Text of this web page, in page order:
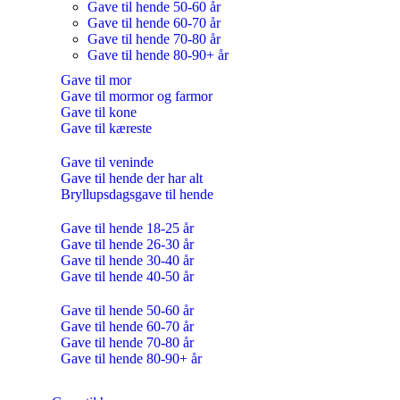
Gave til hende 50-60 år
Gave til hende 60-70 år
Gave til hende 70-80 år
Gave til hende 80-90+ år
Gave til mor
Gave til mormor og farmor
Gave til kone
Gave til kæreste
Gave til veninde
Gave til hende der har alt
Bryllupsdagsgave til hende
Gave til hende 18-25 år
Gave til hende 26-30 år
Gave til hende 30-40 år
Gave til hende 40-50 år
Gave til hende 50-60 år
Gave til hende 60-70 år
Gave til hende 70-80 år
Gave til hende 80-90+ år